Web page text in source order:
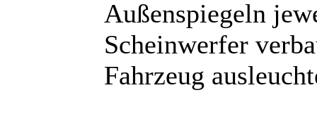
Außenspiegeln
Scheinwerfer
Fahrzeug